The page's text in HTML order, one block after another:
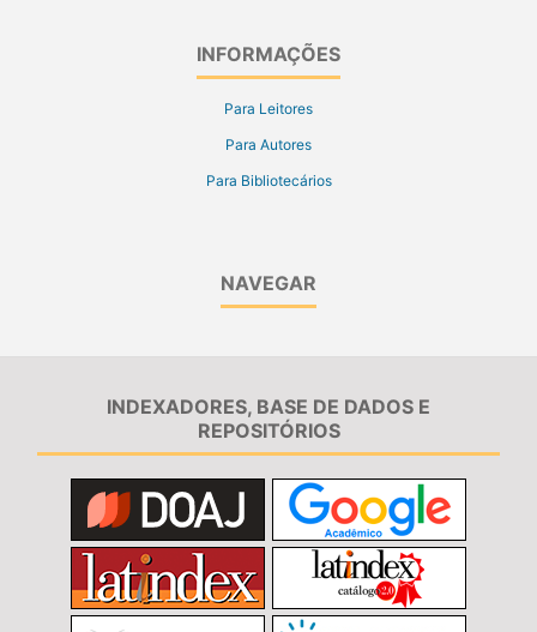
INFORMAÇÕES
Para Leitores
Para Autores
Para Bibliotecários
NAVEGAR
INDEXADORES, BASE DE DADOS E
REPOSITÓRIOS